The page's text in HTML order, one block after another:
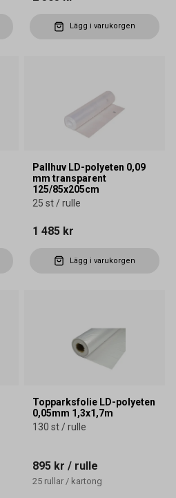
Lägg i varukorgen
Pallhuv LD-polyeten 0,09
mm transparent
125/85x205cm
25 st / rulle
1 485 kr
Lägg i varukorgen
Topparksfolie LD-polyeten
0,05mm 1,3x1,7m
130 st / rulle
895 kr / rulle
25 rullar / kartong